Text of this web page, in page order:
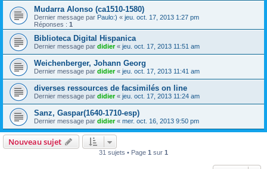
Mudarra Alonso (ca1510-1580)
Dernier message par Paulo:) « jeu. oct. 17, 2013 1:27 pm
Réponses : 1
Biblioteca Digital Hispanica
Dernier message par didier« jeu. oct. 17, 2013 11:51 am
Weichenberger, Johann Georg
Dernier message par didier« jeu. oct. 17, 2013 11:41 am
diverses ressources de facsimilés on line
Dernier message par didier« jeu. oct. 17, 2013 11:24 am
Sanz, Gaspar(1640-1710-esp)
Dernier message par didier« mer. oct. 16, 2013 9:50 pm
Nouveau sujet
31 sujets • Page 1 sur 1